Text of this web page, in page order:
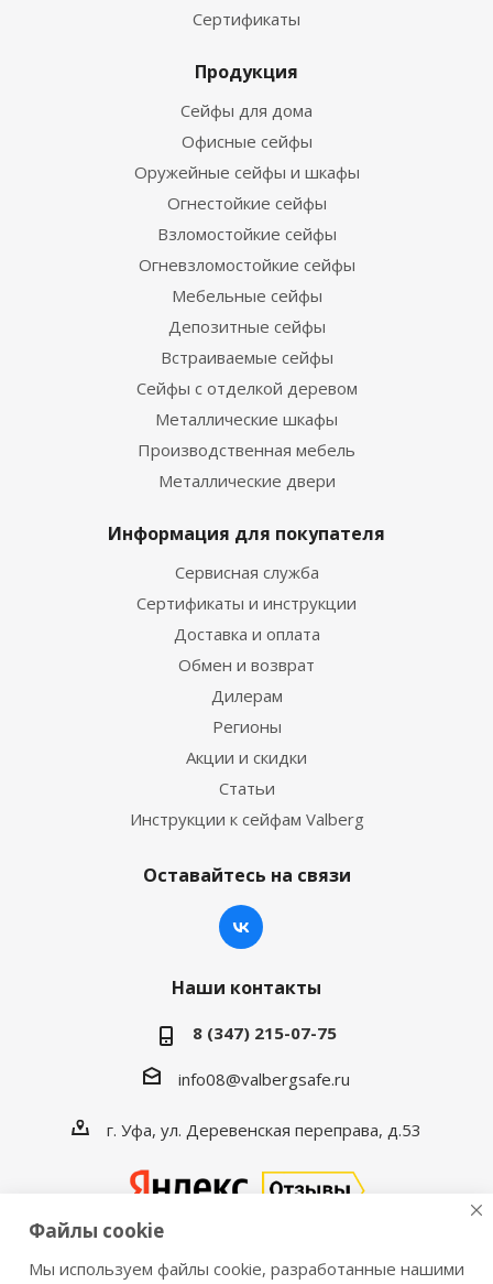
Сертификаты
Продукция
Сейфы для дома
Офисные сейфы
Оружейные сейфы и шкафы
Огнестойкие сейфы
Взломостойкие сейфы
Огневзломостойкие сейфы
Мебельные сейфы
Депозитные сейфы
Встраиваемые сейфы
Сейфы с отделкой деревом
Металлические шкафы
Производственная мебель
Металлические двери
Информация для покупателя
Сервисная служба
Сертификаты и инструкции
Доставка и оплата
Обмен и возврат
Дилерам
Регионы
Акции и скидки
Статьи
Инструкции к сейфам Valberg
Оставайтесь на связи
Наши контакты
8 (347) 215-07-75
info08@valbergsafe.ru
г. Уфа, ул. Деревенская переправа, д.53
Файлы cookie
Мы используем файлы cookie, разработанные нашими